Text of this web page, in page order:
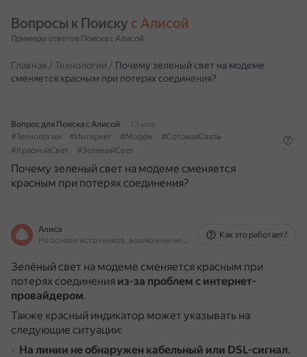
Вопросы к Поиску с Алисой
Примеры ответов Поиска с Алисой
Главная / Технологии / Почему зеленый свет на модеме
сменяется красным при потерях соединения?
Вопрос для Поиска с Алисой
13 мая
#Технологии
#Интернет #Модем
#СотоваяСвязь
#КрасныйСвет
#ЗеленыйСвет
Почему зеленый свет на модеме сменяется
красным при потерях соединения?
Алиса
На основе источников, возможны неточности
Как это работает?
Зелёный свет на модеме сменяется красным при
потерях соединения из-за проблем с интернет-
провайдером.
Также красный индикатор может указывать на
следующие ситуации:
На линии не обнаружен кабельный или DSL-сигнал.